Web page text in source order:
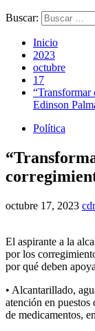
Buscar:
Inicio
2023
octubre
17
“Transformar
Edinson
Política
octubre 17, 2023
El aspirante a la
por los
por qué deben
• Alcantarillado,
atención en
de medicamentos,